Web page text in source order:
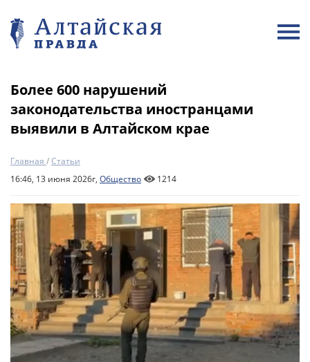
Более 600 нарушений
законодательства иностранцами
выявили в Алтайском крае
Главная /Статьи
16:46, 13 июня 2026г, Общество 1214